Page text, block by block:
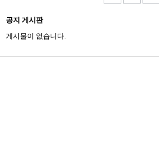
공지 게시판
게시물이 없습니다.